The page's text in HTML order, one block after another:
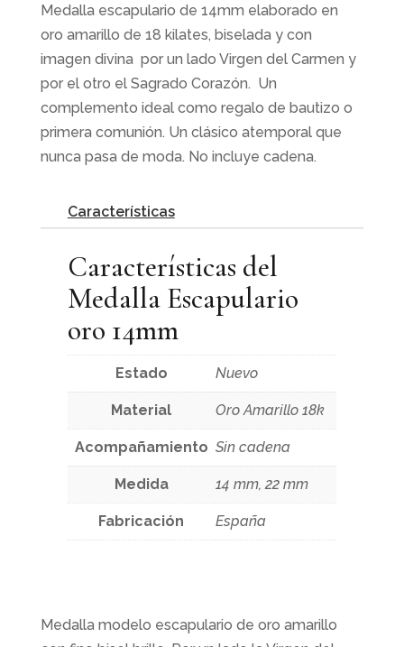
Medalla escapulario de 14mm elaborado en
oro amarillo de 18 kilates, biselada y con
imagen divina por un lado Virgen del Carmen y
por el otro el Sagrado Corazón. Un
complemento ideal como regalo de bautizo o
primera comunión. Un clásico atemporal que
nunca pasa de moda. No incluye cadena.
Características
Características del
Medalla Escapulario
oro 14mm
Estado Nuevo
Material Oro Amarillo 18k
Acompañamiento Sin cadena
Medida 14 mm, 22 mm
Fabricación España
Medalla modelo escapulario de oro amarillo